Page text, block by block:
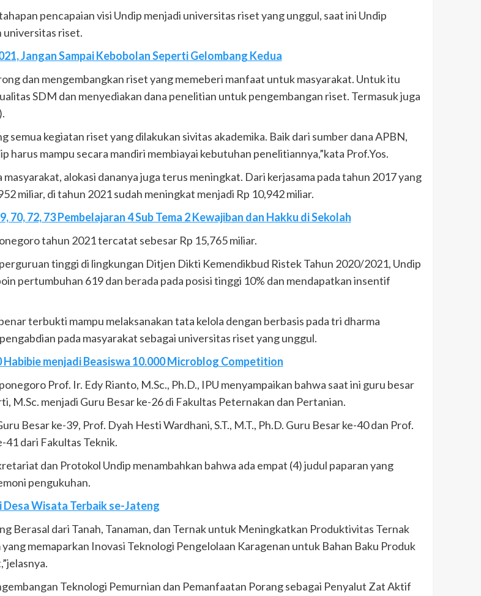
pencapaian visi Undip menjadi universitas riset yang unggul, saat ini Undip
universitas riset.
Jangan Sampai Kebobolan Seperti Gelombang Kedua
dan mengembangkan riset yang memeberi manfaat untuk masyarakat. Untuk itu
SDM dan menyediakan dana penelitian untuk pengembangan riset. Termasuk juga
kegiatan riset yang dilakukan sivitas akademika. Baik dari sumber dana APBN,
harus mampu secara mandiri membiayai kebutuhan penelitiannya,”kata Prof.Yos.
alokasi dananya juga terus meningkat. Dari kerjasama pada tahun 2017 yang
miliar, di tahun 2021 sudah meningkat menjadi Rp 10,942 miliar.
70, 72, 73 Pembelajaran 4 Sub Tema 2 Kewajiban dan Hakku di Sekolah
tahun 2021 tercatat sebesar Rp 15,765 miliar.
tinggi di lingkungan Ditjen Dikti Kemendikbud Ristek Tahun 2020/2021, Undip
pertumbuhan 619 dan berada pada posisi tinggi 10% dan mendapatkan insentif
terbukti mampu melaksanakan tata kelola dengan berbasis pada tri dharma
pada masyarakat sebagai universitas riset yang unggul.
Habibie menjadi Beasiswa 10.000 Microblog Competition
Prof. Ir. Edy Rianto, M.Sc., Ph.D., IPU menyampaikan bahwa saat ini guru besar
M.Sc. menjadi Guru Besar ke-26 di Fakultas Peternakan dan Pertanian.
Besar ke-39, Prof. Dyah Hesti Wardhani, S.T., M.T., Ph.D. Guru Besar ke-40 dan Prof.
41 dari Fakultas Teknik.
dan Protokol Undip menambahkan bahwa ada empat (4) judul paparan yang
pengukuhan.
Desa Wisata Terbaik se-Jateng
Berasal dari Tanah, Tanaman, dan Ternak untuk Meningkatkan Produktivitas Ternak
memaparkan Inovasi Teknologi Pengelolaan Karagenan untuk Bahan Baku Produk
Teknologi Pemurnian dan Pemanfaatan Porang sebagai Penyalut Zat Aktif